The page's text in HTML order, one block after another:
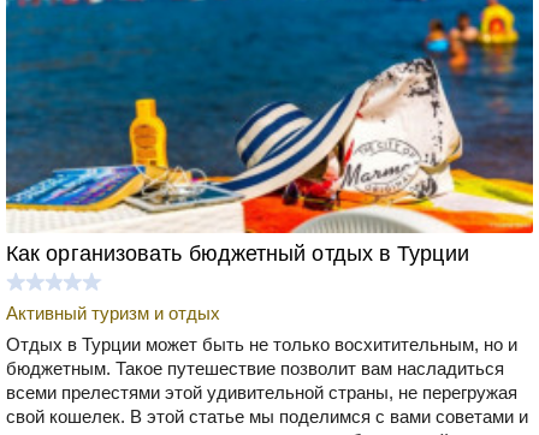
Как организовать бюджетный отдых в Турции
Активный туризм и отдых
Отдых в Турции может быть не только восхитительным, но и
бюджетным. Такое путешествие позволит вам насладиться
всеми прелестями этой удивительной страны, не перегружая
свой кошелек. В этой статье мы поделимся с вами советами и